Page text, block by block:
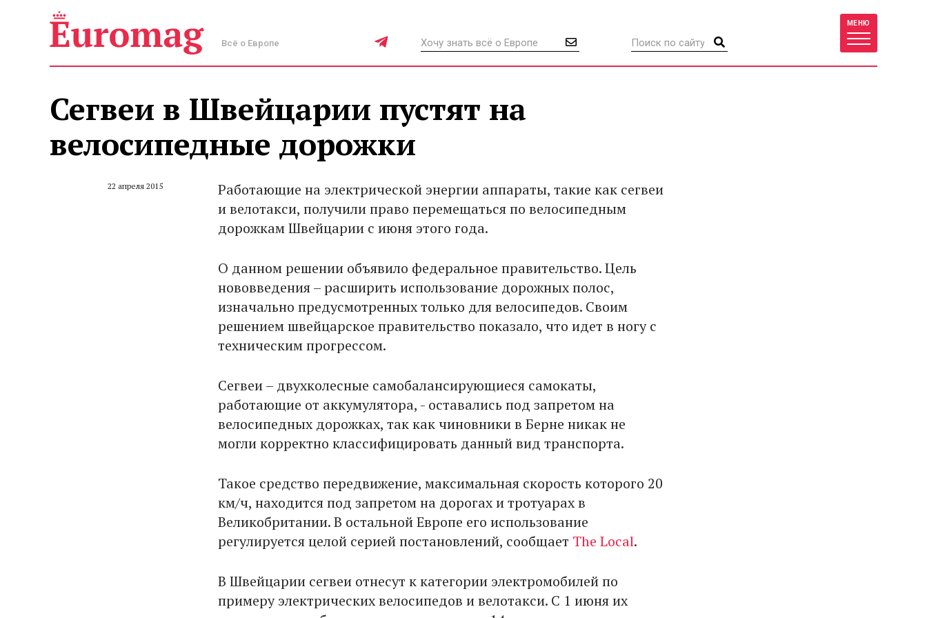
Всё о Европе
МЕНЮ
Сегвеи в Швейцарии пустят на
велосипедные дорожки
22 апреля 2015
Работающие на электрической энергии аппараты, такие как сегвеи
и велотакси, получили право перемещаться по велосипедным
дорожкам Швейцарии с июня этого года.
О данном решении объявило федеральное правительство. Цель
нововведения – расширить использование дорожных полос,
изначально предусмотренных только для велосипедов. Своим
решением швейцарское правительство показало, что идет в ногу с
техническим прогрессом.
Сегвеи – двухколесные самобалансирующиеся самокаты,
работающие от аккумулятора, - оставались под запретом на
велосипедных дорожках, так как чиновники в Берне никак не
могли корректно классифицировать данный вид транспорта.
Такое средство передвижение, максимальная скорость которого 20
км/ч, находится под запретом на дорогах и тротуарах в
Великобритании. В остальной Европе его использование
регулируется целой серией постановлений, сообщает The Local.
В Швейцарии сегвеи отнесут к категории электромобилей по
примеру электрических велосипедов и велотакси. С 1 июня их